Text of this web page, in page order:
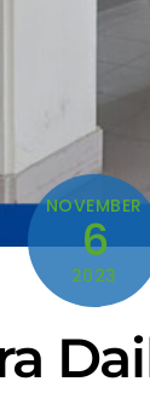
NOVEMBER
6
2023